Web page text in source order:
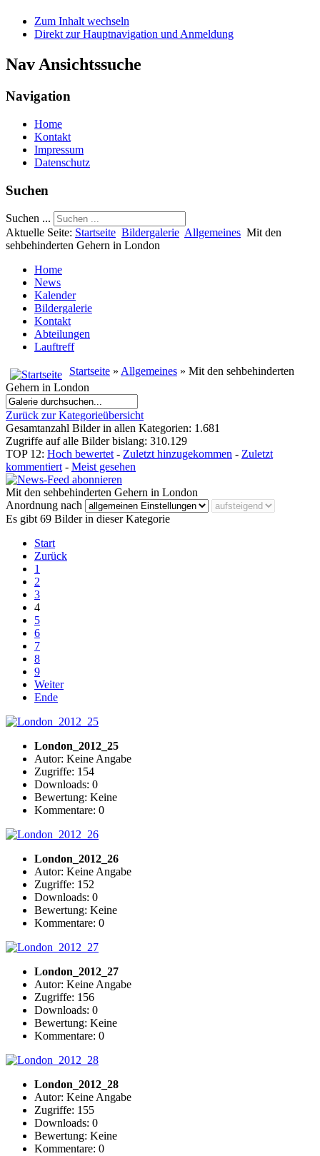
Zum Inhalt wechseln
Direkt zur Hauptnavigation und Anmeldung
Nav Ansichtssuche
Navigation
Home
Kontakt
Impressum
Datenschutz
Suchen
Suchen ...
Aktuelle Seite: Startseite Bildergalerie Allgemeines Mit den
sehbehinderten Gehern in London
Home
News
Kalender
Bildergalerie
Kontakt
Abteilungen
Lauftreff
Startseite » Allgemeines » Mit den sehbehinderten
Gehern in London
Zurück zur Kategorieübersicht
Gesamtanzahl Bilder in allen Kategorien: 1.681
Zugriffe auf alle Bilder bislang: 310.129
TOP 12: Hoch bewertet- Zuletzt hinzugekommen - Zuletzt
kommentiert- Meist gesehen
Mit den sehbehinderten Gehern in London
Anordnung nach
Es gibt 69 Bilder in dieser Kategorie
Start
Zurück
1
2
3
4
5
6
7
8
9
Weiter
Ende
London_2012_25
Autor: Keine Angabe
Zugriffe: 154
Downloads: 0
Bewertung: Keine
Kommentare: 0
London_2012_26
Autor: Keine Angabe
Zugriffe: 152
Downloads: 0
Bewertung: Keine
Kommentare: 0
London_2012_27
Autor: Keine Angabe
Zugriffe: 156
Downloads: 0
Bewertung: Keine
Kommentare: 0
London_2012_28
Autor: Keine Angabe
Zugriffe: 155
Downloads: 0
Bewertung: Keine
Kommentare: 0